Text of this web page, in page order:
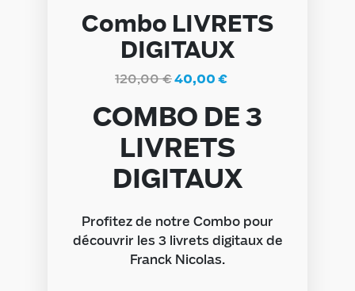
Combo LIVRETS
DIGITAUX
120,00€40,00€
COMBO DE 3
LIVRETS
DIGITAUX
Profitez de notre Combo pour
découvrir les 3 livrets digitaux de
Franck Nicolas.